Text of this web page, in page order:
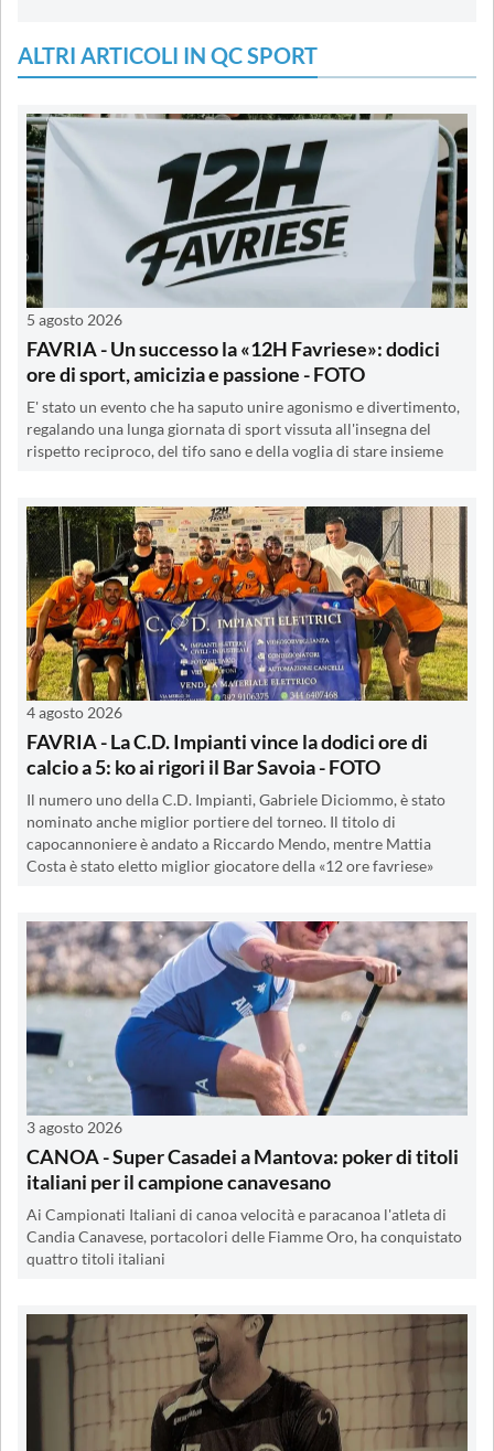
ALTRI ARTICOLI IN QC SPORT
5 agosto 2026
FAVRIA - Un successo la «12H Favriese»: dodici
ore di sport, amicizia e passione - FOTO
E' stato un evento che ha saputo unire agonismo e divertimento,
regalando una lunga giornata di sport vissuta all'insegna del
rispetto reciproco, del tifo sano e della voglia di stare insieme
4 agosto 2026
FAVRIA - La C.D. Impianti vince la dodici ore di
calcio a 5: ko ai rigori il Bar Savoia - FOTO
Il numero uno della C.D. Impianti, Gabriele Diciommo, è stato
nominato anche miglior portiere del torneo. Il titolo di
capocannoniere è andato a Riccardo Mendo, mentre Mattia
Costa è stato eletto miglior giocatore della «12 ore favriese»
3 agosto 2026
CANOA - Super Casadei a Mantova: poker di titoli
italiani per il campione canavesano
Ai Campionati Italiani di canoa velocità e paracanoa l'atleta di
Candia Canavese, portacolori delle Fiamme Oro, ha conquistato
quattro titoli italiani